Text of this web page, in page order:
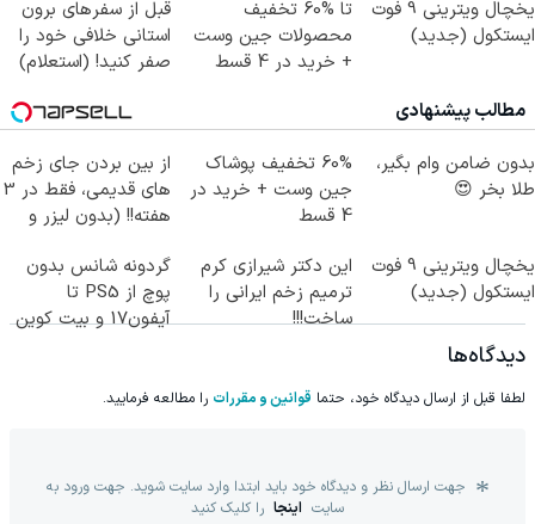
یخچال ویترینی 9 فوت
ایستکول (جدید)
تا %60 تخفیف
محصولات جین وست
+ خرید در 4 قسط
قبل از سفرهای برون
استانی خلافی خود را
صفر کنید! (استعلام)
مطالب پیشنهادی
بدون ضامن وام بگیر،
طلا بخر 😍
60% تخفیف پوشاک
جین وست + خرید در
4 قسط
از بین بردن جای زخم
های قدیمی، فقط در 3
هفته!! (بدون لیزر و
یخچال ویترینی 9 فوت
ایستکول (جدید)
این دکتر شیرازی کرم
ترمیم زخم ایرانی را
ساخت!!!
گردونه شانس بدون
پوچ از PS5 تا
آیفون17 و بیت کوین
دیدگاه‌ها
لطفا قبل از ارسال دیدگاه خود، حتما قوانین و مقررات را مطالعه فرمایید.
جهت ارسال نظر و دیدگاه خود باید ابتدا وارد سایت شوید. جهت ورود به
سایت اینجا را کلیک کنید